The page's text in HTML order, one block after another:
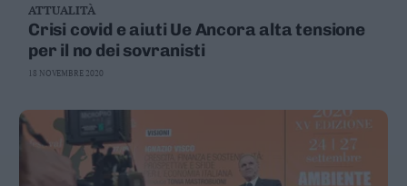
ATTUALITÀ
Crisi covid e aiuti Ue Ancora alta tensione
per il no dei sovranisti
18 NOVEMBRE 2020